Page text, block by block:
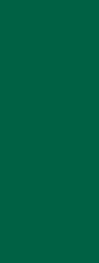
window)
window)